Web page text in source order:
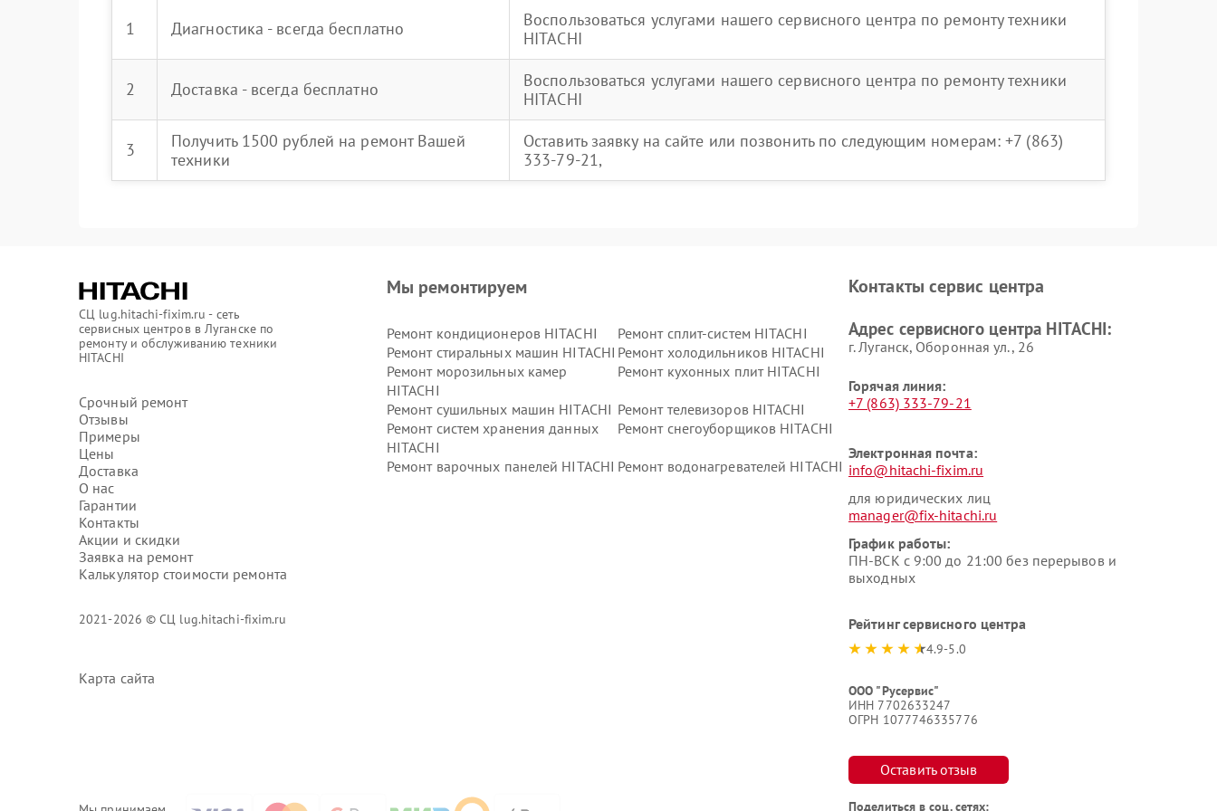
1 Диагностика - всегда бесплатно
Воспользоваться услугами нашего сервисного центра по ремонту техники
HITACHI
2 Доставка - всегда бесплатно
Воспользоваться услугами нашего сервисного центра по ремонту техники
HITACHI
3
Получить 1500 рублей на ремонт Вашей
техники
Оставить заявку на сайте или позвонить по следующим номерам: +7 (863)
333-79-21,
СЦ lug.hitachi-fixim.ru - сеть
сервисных центров в Луганске по
ремонту и обслуживанию техники
HITACHI
Срочный ремонт
Отзывы
Примеры
Цены
Доставка
О нас
Гарантии
Контакты
Акции и скидки
Заявка на ремонт
Калькулятор стоимости ремонта
2021-2026 © СЦ lug.hitachi-fixim.ru
Карта сайта
Мы ремонтируем
Ремонт кондиционеров HITACHI
Ремонт сплит-систем HITACHI
Ремонт стиральных машин HITACHI Ремонт холодильников HITACHI
Ремонт морозильных камер
HITACHI
Ремонт кухонных плит HITACHI
Ремонт сушильных машин HITACHI Ремонт телевизоров HITACHI
Ремонт систем хранения данных
HITACHI
Ремонт снегоуборщиков HITACHI
Ремонт варочных панелей HITACHI Ремонт водонагревателей HITACHI
Контакты сервис центра
Адрес сервисного центра HITACHI:
г. Луганск, Оборонная ул., 26
Горячая линия:
+7 (863) 333-79-21
Электронная почта:
info@hitachi-fixim.ru
для юридических лиц
manager@fix-hitachi.ru
График работы:
ПН-ВСК с 9:00 до 21:00 без перерывов и
выходных
Рейтинг сервисного центра
4.9-5.0
ООО "Русервис"
ИНН 7702633247
ОГРН 1077746335776
Оставить отзыв
Поделиться в соц. сетях: